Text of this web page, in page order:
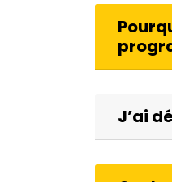
J’ai